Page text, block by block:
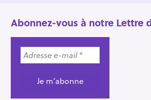
Abonnez-vous à notre Lettre